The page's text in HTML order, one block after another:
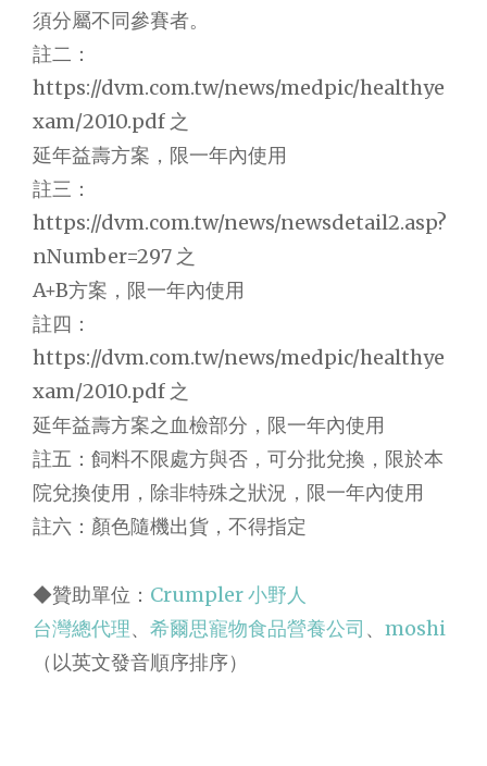
須分屬不同參賽者。
註二：
https://dvm.com.tw/news/medpic/healthye
xam/2010.pdf 之
延年益壽方案，限一年內使用
註三：
https://dvm.com.tw/news/newsdetail2.asp?
nNumber=297 之
A+B方案，限一年內使用
註四：
https://dvm.com.tw/news/medpic/healthye
xam/2010.pdf 之
延年益壽方案之血檢部分，限一年內使用
註五：飼料不限處方與否，可分批兌換，限於本
院兌換使用，除非特殊之狀況，限一年內使用
註六：顏色隨機出貨，不得指定
◆贊助單位： Crumpler 小野人
台灣總代理、 希爾思寵物食品營養公司 、 moshi
（以英文發音順序排序）